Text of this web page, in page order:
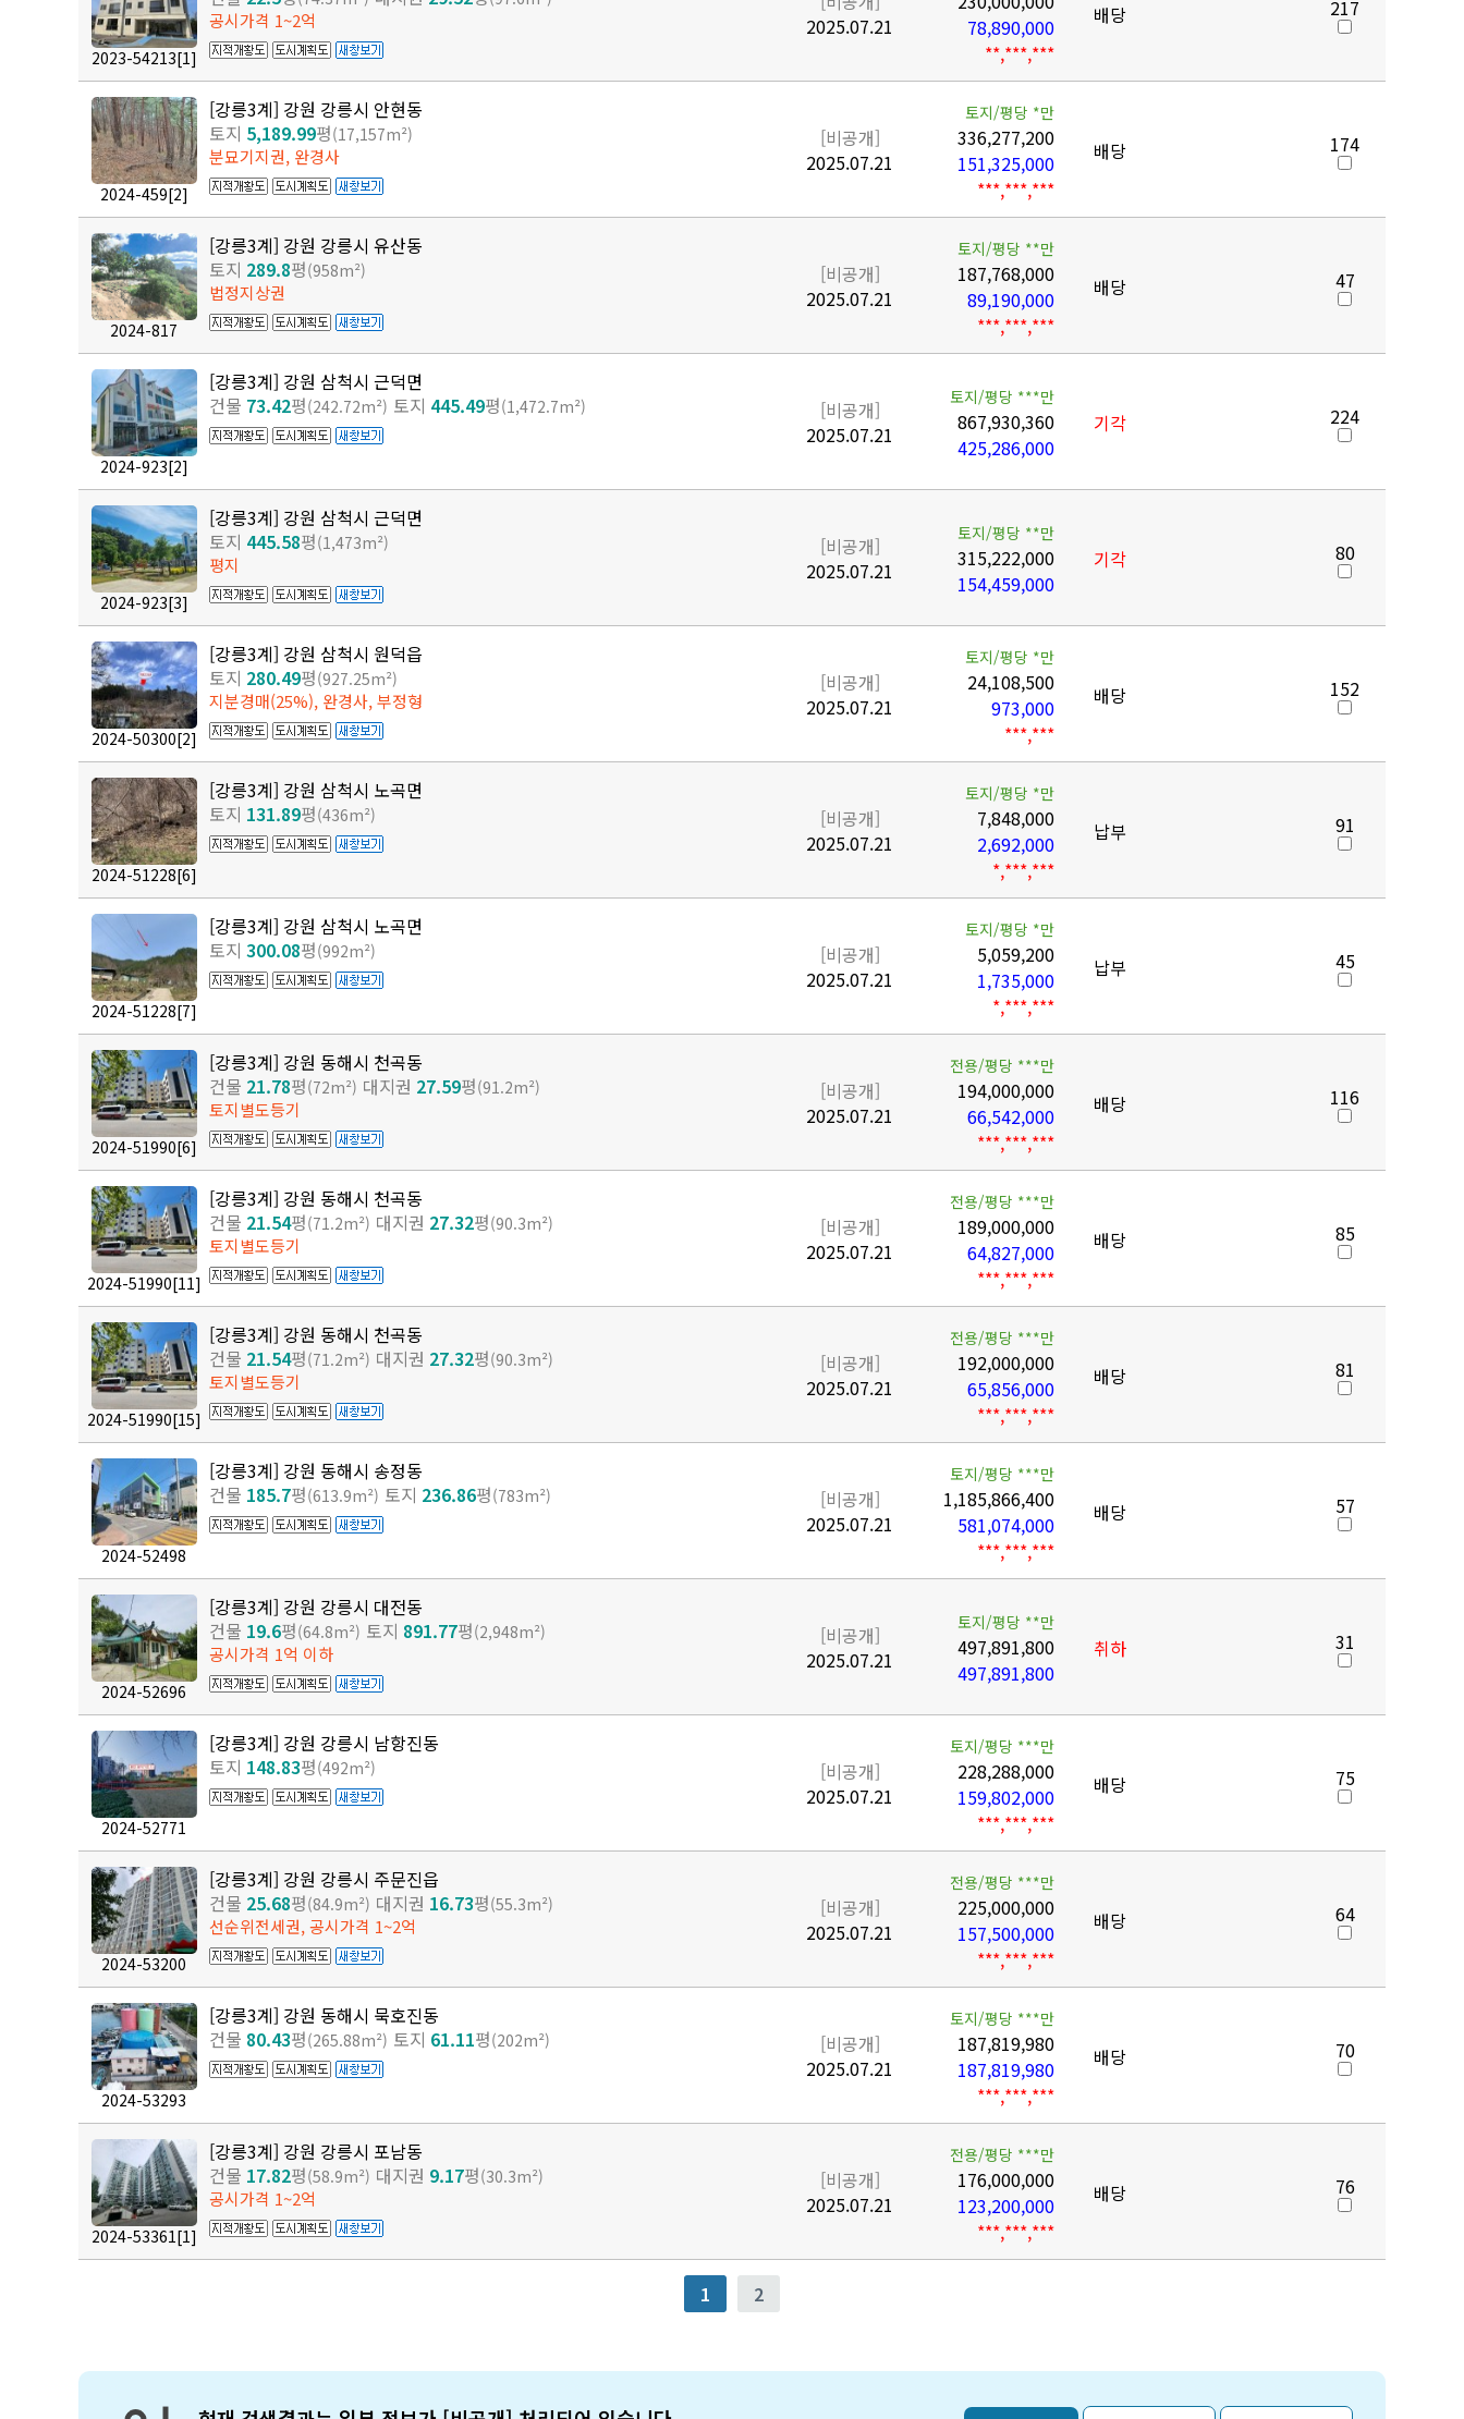
2023-54213[1]
공시가격 1~2억
2025.07.21
78,890,000
**,***,***
배당 217
2024-459[2]
[강릉3계] 강원 강릉시 안현동
토지 5,189.99평(17,157m²)
분묘기지권, 완경사
[비공개]
2025.07.21
토지/평당 *만
336,277,200
151,325,000
***,***,***
배당 174
2024-817
[강릉3계] 강원 강릉시 유산동
토지 289.8평(958m²)
법정지상권
[비공개]
2025.07.21
토지/평당 **만
187,768,000
89,190,000
***,***,***
배당 47
2024-923[2]
[강릉3계] 강원 삼척시 근덕면
건물 73.42평(242.72m²) 토지 445.49평(1,472.7m²)
[비공개]
2025.07.21
토지/평당 ***만
867,930,360
425,286,000
기각 224
2024-923[3]
[강릉3계] 강원 삼척시 근덕면
토지 445.58평(1,473m²)
평지
[비공개]
2025.07.21
토지/평당 **만
315,222,000
154,459,000
기각 80
2024-50300[2]
[강릉3계] 강원 삼척시 원덕읍
토지 280.49평(927.25m²)
지분경매(25%), 완경사, 부정형
[비공개]
2025.07.21
토지/평당 *만
24,108,500
973,000
***,***
배당 152
2024-51228[6]
[강릉3계] 강원 삼척시 노곡면
토지 131.89평(436m²)
[비공개]
2025.07.21
토지/평당 *만
7,848,000
2,692,000
*,***,***
납부 91
2024-51228[7]
[강릉3계] 강원 삼척시 노곡면
토지 300.08평(992m²)
[비공개]
2025.07.21
토지/평당 *만
5,059,200
1,735,000
*,***,***
납부 45
2024-51990[6]
[강릉3계] 강원 동해시 천곡동
건물 21.78평(72m²) 대지권 27.59평(91.2m²)
토지별도등기
[비공개]
2025.07.21
전용/평당 ***만
194,000,000
66,542,000
***,***,***
배당 116
2024-51990[11]
[강릉3계] 강원 동해시 천곡동
건물 21.54평(71.2m²) 대지권 27.32평(90.3m²)
토지별도등기
[비공개]
2025.07.21
전용/평당 ***만
189,000,000
64,827,000
***,***,***
배당 85
2024-51990[15]
[강릉3계] 강원 동해시 천곡동
건물 21.54평(71.2m²) 대지권 27.32평(90.3m²)
토지별도등기
[비공개]
2025.07.21
전용/평당 ***만
192,000,000
65,856,000
***,***,***
배당 81
2024-52498
[강릉3계] 강원 동해시 송정동
건물 185.7평(613.9m²) 토지 236.86평(783m²)
[비공개]
2025.07.21
토지/평당 ***만
1,185,866,400
581,074,000
***,***,***
배당 57
2024-52696
[강릉3계] 강원 강릉시 대전동
건물 19.6평(64.8m²) 토지 891.77평(2,948m²)
공시가격 1억 이하
[비공개]
2025.07.21
토지/평당 **만
497,891,800
497,891,800
취하 31
2024-52771
[강릉3계] 강원 강릉시 남항진동
토지 148.83평(492m²)
[비공개]
2025.07.21
토지/평당 ***만
228,288,000
159,802,000
***,***,***
배당 75
2024-53200
[강릉3계] 강원 강릉시 주문진읍
건물 25.68평(84.9m²) 대지권 16.73평(55.3m²)
선순위전세권, 공시가격 1~2억
[비공개]
2025.07.21
전용/평당 ***만
225,000,000
157,500,000
***,***,***
배당 64
2024-53293
[강릉3계] 강원 동해시 묵호진동
건물 80.43평(265.88m²) 토지 61.11평(202m²)
[비공개]
2025.07.21
토지/평당 ***만
187,819,980
187,819,980
***,***,***
배당 70
2024-53361[1]
[강릉3계] 강원 강릉시 포남동
건물 17.82평(58.9m²) 대지권 9.17평(30.3m²)
공시가격 1~2억
[비공개]
2025.07.21
전용/평당 ***만
176,000,000
123,200,000
***,***,***
배당 76
1 2